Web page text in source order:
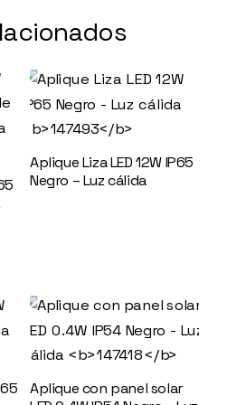
Aplique Liza LED 12W IP65
Negro – Luz cálida
Aplique con panel solar